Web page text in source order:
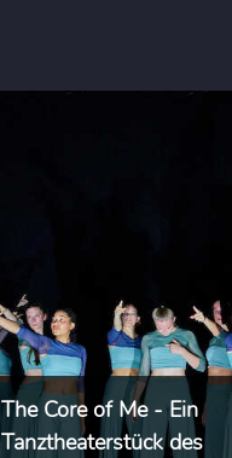
The Core of Me - Ein
Tanztheaterstück des